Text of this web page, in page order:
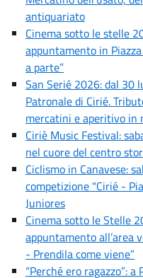
antiquariato
Cinema sotto le stelle
appuntamento in
a parte”
San Serié 2026: dal 30
Patronale di Cirié.
mercatini e aperitivo in
Ciriè Music Festival:
nel cuore del centro
Ciclismo in Canavese:
competizione "Cirié -
Juniores
Cinema sotto le Stelle
appuntamento all’area
- Prendila come viene”
“Perché ero ragazzo”: a